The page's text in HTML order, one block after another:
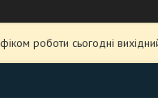
роботи сьогодні